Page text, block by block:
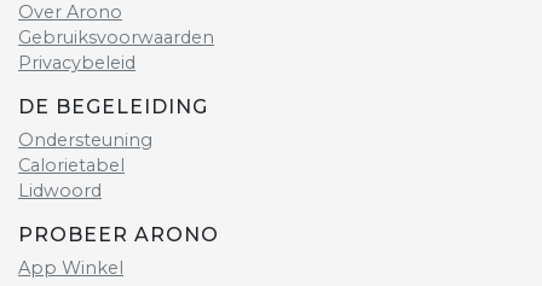
Over Arono
Gebruiksvoorwaarden
Privacybeleid
DE BEGELEIDING
Ondersteuning
Calorietabel
Lidwoord
PROBEER ARONO
App Winkel